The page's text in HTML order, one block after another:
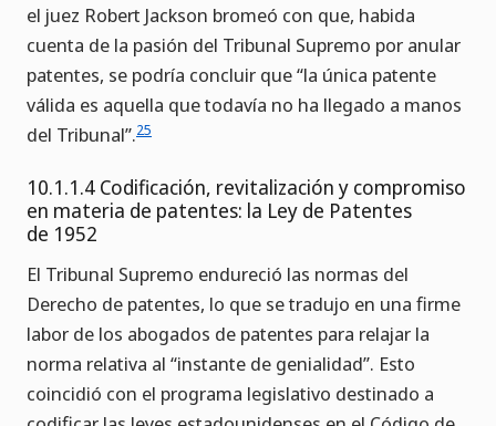
el juez Robert Jackson bromeó con que, habida
cuenta de la pasión del Tribunal Supremo por anular
patentes, se podría concluir que “la única patente
válida es aquella que todavía no ha llegado a manos
del Tribunal”.25
10.1.1.4 Codificación, revitalización y compromiso
en materia de patentes: la Ley de Patentes
de 1952
El Tribunal Supremo endureció las normas del
Derecho de patentes, lo que se tradujo en una firme
labor de los abogados de patentes para relajar la
norma relativa al “instante de genialidad”. Esto
coincidió con el programa legislativo destinado a